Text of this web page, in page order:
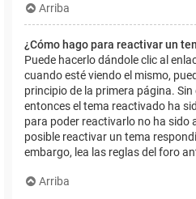
Arriba
¿Cómo hago para reactivar un
Puede hacerlo dándole clic al
cuando esté viendo el mismo,
principio de la primera página.
entonces el tema reactivado ha
para poder reactivarlo no ha sido
posible reactivar un tema
embargo, lea las reglas del foro
Arriba